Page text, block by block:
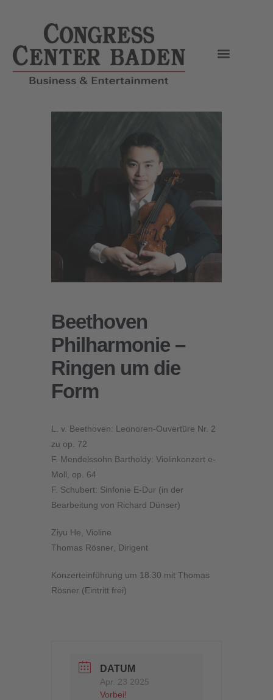
Beethoven
Philharmonie –
Ringen um die
Form
L. v. Beethoven: Leonoren-Ouvertüre Nr. 2
zu op. 72
F. Mendelssohn Bartholdy: Violinkonzert e-
Moll, op. 64
F. Schubert: Sinfonie E-Dur (in der
Bearbeitung von Richard Dünser)
Ziyu He , Violine
Thomas Rösner , Dirigent
Konzerteinführung um 18.30 mit Thomas
Rösner (Eintritt frei)
DATUM
Apr. 23 2025
Vorbei!